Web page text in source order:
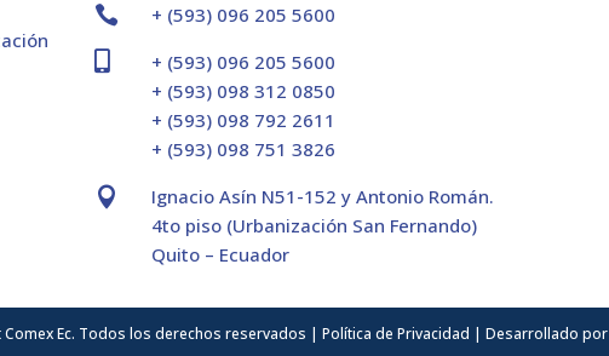

+ (593) 096 205 5600

+ (593) 096 205 5600
+ (593) 098 312 0850
+ (593) 098 792 2611
+ (593) 098 751 3826

Ignacio Asín N51-152 y Antonio Román.
4to piso (Urbanización San Fernando)
Quito – Ecuador
Ec. Todos los derechos reservados | Política de Privacidad | Desarrollado por